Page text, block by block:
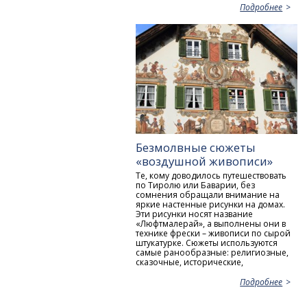
Подробнее
Безмолвные сюжеты
«воздушной живописи»
Те, кому доводилось путешествовать
по Тиролю или Баварии, без
сомнения обращали внимание на
яркие настенные рисунки на домах.
Эти рисунки носят название
«Люфтмалерай», а выполнены они в
технике фрески – живописи по сырой
штукатурке. Сюжеты используются
самые ранообразные: религиозные,
сказочные, исторические,
Подробнее